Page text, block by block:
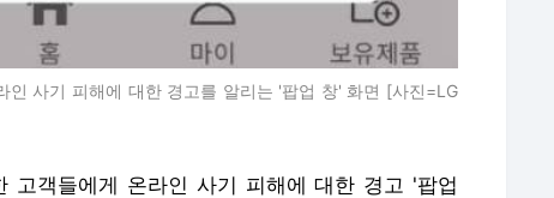
인 사기 피해에 대한 경고를 알리는 '팝업 창' 화면 [사진=LG
고객들에게 온라인 사기 피해에 대한 경고 '팝업